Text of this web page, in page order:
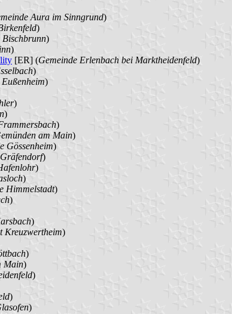
Aura im Sinngrund)
)
Bischbrunn)
)
[ER] (Gemeinde Erlenbach bei Marktheidenfeld)
)
)
)
)
)
am Main)
Gössenheim)
)
)
)
Himmelstadt)
)
)
Kreuzwertheim)
)
Main)
)
)
)